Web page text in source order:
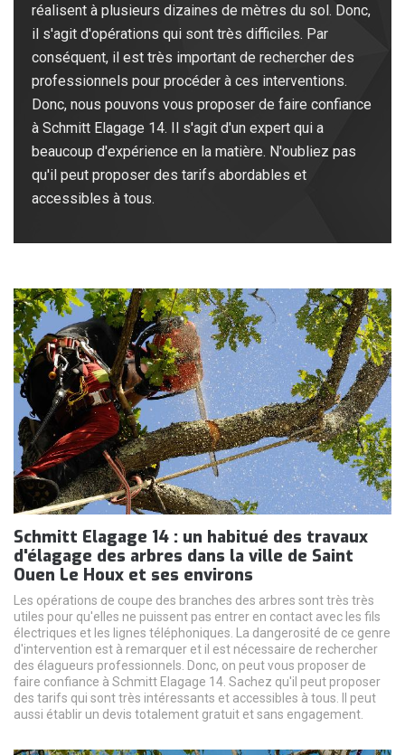
réalisent à plusieurs dizaines de mètres du sol. Donc,
il s'agit d'opérations qui sont très difficiles. Par
conséquent, il est très important de rechercher des
professionnels pour procéder à ces interventions.
Donc, nous pouvons vous proposer de faire confiance
à Schmitt Elagage 14. Il s'agit d'un expert qui a
beaucoup d'expérience en la matière. N'oubliez pas
qu'il peut proposer des tarifs abordables et
accessibles à tous.
Schmitt Elagage 14 : un habitué des travaux
d'élagage des arbres dans la ville de Saint
Ouen Le Houx et ses environs
Les opérations de coupe des branches des arbres sont très très
utiles pour qu'elles ne puissent pas entrer en contact avec les fils
électriques et les lignes téléphoniques. La dangerosité de ce genre
d'intervention est à remarquer et il est nécessaire de rechercher
des élagueurs professionnels. Donc, on peut vous proposer de
faire confiance à Schmitt Elagage 14. Sachez qu'il peut proposer
des tarifs qui sont très intéressants et accessibles à tous. Il peut
aussi établir un devis totalement gratuit et sans engagement.